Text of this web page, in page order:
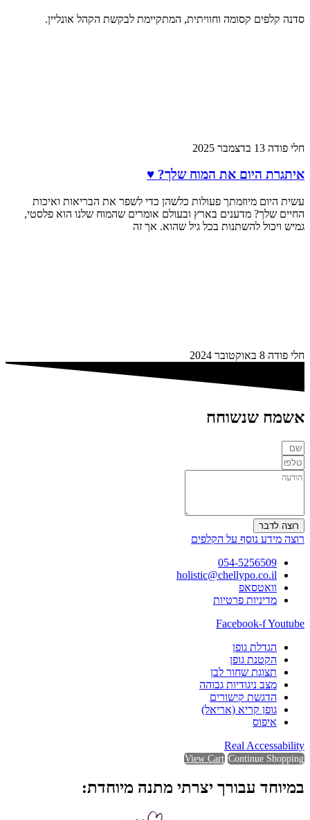
סדנה קלפים קסומה וחוויתית, המתקיימת לבקשת הקהל אונליין.
חלי פודה 13 בדצמבר 2025
איתגרת היום את המוח שלך? ♥
עשית היום מיוזמתך פעולות כלשהן כדי לשפר את הבריאות ואיכות
החיים שלך? מדענים בארץ ובעולם אומרים שהמוח שלנו הוא פלסטי,
גמיש ויכול להשתנות בכל גיל שהוא. אך זה
חלי פודה 8 באוקטובר 2024
אשמח שנשוחח
רוצה לדבר
רוצה מידע נוסף על הקלפים
054-5256509
holistic@chellypo.co.il
וואטסאפ
מדיניות פרטיות
Facebook-fYoutube
הגדלת גופן
הקטנת גופן
תצוגת שחור לבן
מצב ניגודיות גבוהה
הדגשת קישורים
גופן קריא (אריאל)
איפוס
Real Accessability
View Cart Continue Shopping
במיוחד עבורך יצרתי מתנה מיוחדת: